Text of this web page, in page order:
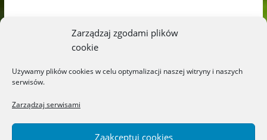
Zarządzaj zgodami plików
cookie
Używamy plików cookies w celu optymalizacji naszej witryny i naszych
serwisów.
Zarządzaj serwisami
Zaakceptuj cookies